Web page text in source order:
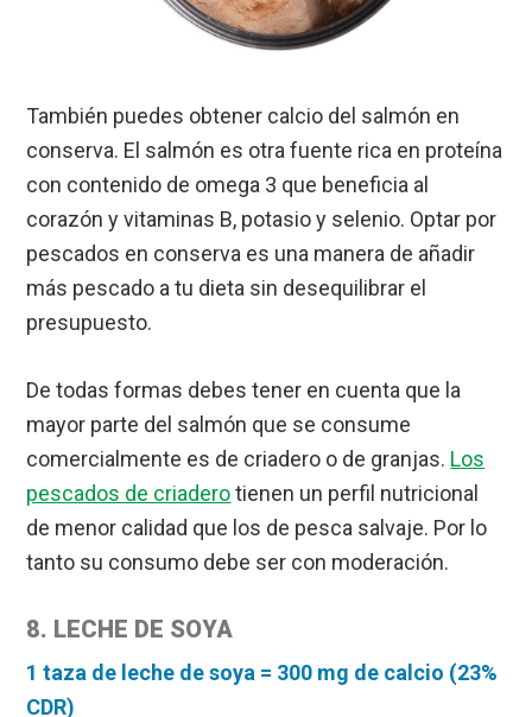
También puedes obtener calcio del salmón en
conserva. El salmón es otra fuente rica en proteína
con contenido de omega 3 que beneficia al
corazón y vitaminas B, potasio y selenio. Optar por
pescados en conserva es una manera de añadir
más pescado a tu dieta sin desequilibrar el
presupuesto.
De todas formas debes tener en cuenta que la
mayor parte del salmón que se consume
comercialmente es de criadero o de granjas. Los
pescados de criaderotienen un perfil nutricional
de menor calidad que los de pesca salvaje. Por lo
tanto su consumo debe ser con moderación.
8. LECHE DE SOYA
1 taza de leche de soya = 300 mg de calcio (23%
CDR)